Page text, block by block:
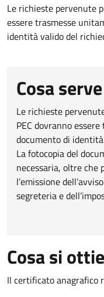
Le richieste pervenute
essere trasmesse
identità valido del
Cosa serve
Le richieste
PEC dovranno
documento di
La fotocopia del
necessaria, oltre che
l’emissione
segreteria e
Cosa si
Il certificato anagrafico